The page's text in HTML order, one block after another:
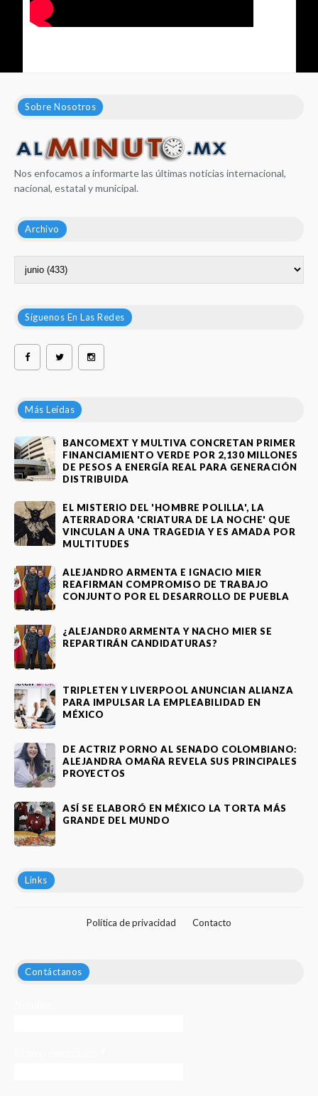
Sobre Nosotros
Nos enfocamos a informarte las últimas noticias internacional,
nacional, estatal y municipal.
Archivo
Síguenos En Las Redes
Más Leídas
BANCOMEXT Y MULTIVA CONCRETAN PRIMER
FINANCIAMIENTO VERDE POR 2,130 MILLONES
DE PESOS A ENERGÍA REAL PARA GENERACIÓN
DISTRIBUIDA
EL MISTERIO DEL 'HOMBRE POLILLA', LA
ATERRADORA 'CRIATURA DE LA NOCHE' QUE
VINCULAN A UNA TRAGEDIA Y ES AMADA POR
MULTITUDES
ALEJANDRO ARMENTA E IGNACIO MIER
REAFIRMAN COMPROMISO DE TRABAJO
CONJUNTO POR EL DESARROLLO DE PUEBLA
¿ALEJANDR0 ARMENTA Y NACHO MIER SE
REPARTIRÁN CANDIDATURAS?
TRIPLETEN Y LIVERPOOL ANUNCIAN ALIANZA
PARA IMPULSAR LA EMPLEABILIDAD EN
MÉXICO
DE ACTRIZ PORNO AL SENADO COLOMBIANO:
ALEJANDRA OMAÑA REVELA SUS PRINCIPALES
PROYECTOS
ASÍ SE ELABORÓ EN MÉXICO LA TORTA MÁS
GRANDE DEL MUNDO
Links
Política de privacidad Contacto
Contáctanos